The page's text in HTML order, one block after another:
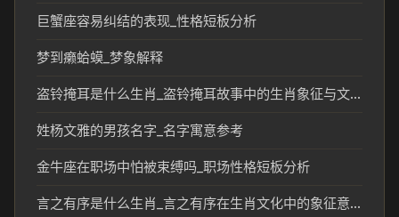
巨蟹座容易纠结的表现_性格短板分析
梦到癞蛤蟆_梦象解释
盗铃掩耳是什么生肖_盗铃掩耳故事中的生肖象征与文化解析
姓杨文雅的男孩名字_名字寓意参考
金牛座在职场中怕被束缚吗_职场性格短板分析
言之有序是什么生肖_言之有序在生肖文化中的象征意义